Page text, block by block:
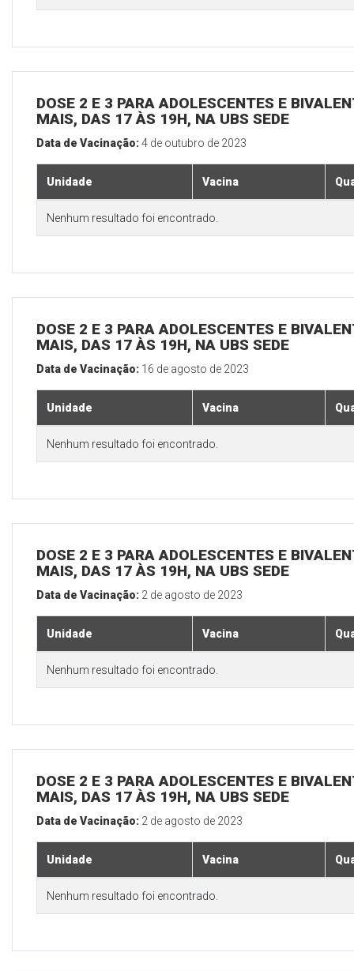
DOSE 2 E 3 PARA ADOLESCENTES E
MAIS, DAS 17 ÀS 19H, NA UBS SEDE
Data de Vacinação:4 de outubro de 2023
Unidade Vacina
Nenhum resultado foi encontrado.
DOSE 2 E 3 PARA ADOLESCENTES E
MAIS, DAS 17 ÀS 19H, NA UBS SEDE
Data de Vacinação: 16 de agosto de 2023
Unidade Vacina
Nenhum resultado foi encontrado.
DOSE 2 E 3 PARA ADOLESCENTES E
MAIS, DAS 17 ÀS 19H, NA UBS SEDE
Data de Vacinação: 2 de agosto de 2023
Unidade Vacina
Nenhum resultado foi encontrado.
DOSE 2 E 3 PARA ADOLESCENTES E
MAIS, DAS 17 ÀS 19H, NA UBS SEDE
Data de Vacinação: 2 de agosto de 2023
Unidade Vacina
Nenhum resultado foi encontrado.